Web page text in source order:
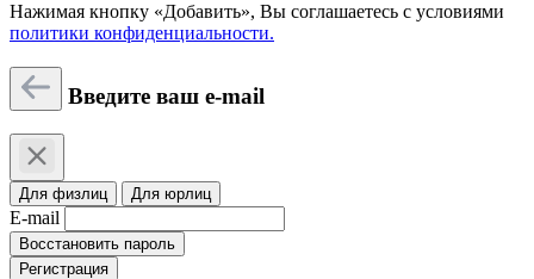
Нажимая кнопку «Добавить», Вы соглашаетесь c условиями
политики конфиденциальности.
Введите ваш e-mail
Для физлиц Для юрлиц
E-mail
Восстановить пароль
Регистрация